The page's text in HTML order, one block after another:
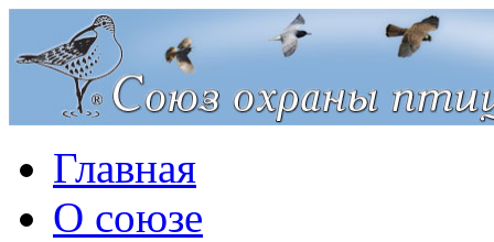
Главная
О союзе